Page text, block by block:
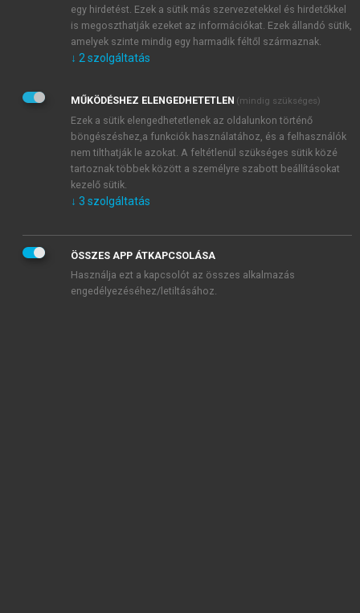
Kérek értesítést a MeRSZ újdonságairól, akcióiról.
Kérek értesítést az Akadémiai Kiadó Zrt. újdonságairól,
Adatkezelési tájékoztatóbanfoglaltakat tudomásul
veszem és elfogadom.
Általános vásárlási feltételeket, valamint a szotar.netés a
mersz.huoldalak licencszerződéseiben foglaltakat
tudomásul veszem és elfogadom.
KIPRÓBÁLOM
egy hirdetést. Ezek a sütik más szervezetekkel és hirdetőkkel
is megoszthatják ezeket az információkat. Ezek állandó sütik,
amelyek szinte mindig egy harmadik féltől származnak.
↓ 2 szolgáltatás
MŰKÖDÉSHEZ ELENGEDHETETLEN (mindig szükséges)
Ezek a sütik elengedhetetlenek az oldalunkon történő
böngészéshez,a funkciók használatához, és a felhasználók
nem tilthatják le azokat. A feltétlenül szükséges sütik közé
tartoznak többek között a személyre szabott beállításokat
kezelő sütik.
↓ 3 szolgáltatás
ÖSSZES APP ÁTKAPCSOLÁSA
Használja ezt a kapcsolót az összes alkalmazás
engedélyezéséhez/letiltásához.